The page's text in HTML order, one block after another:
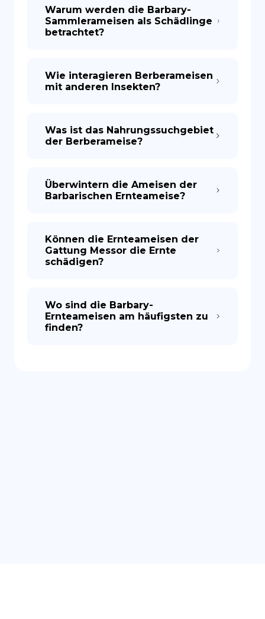
Warum werden die Barbary-
Sammlerameisen als Schädlinge
betrachtet?
Wie interagieren Berberameisen
mit anderen Insekten?
Was ist das Nahrungssuchgebiet
der Berberameise?
Überwintern die Ameisen der
Barbarischen Ernteameise?
Können die Ernteameisen der
Gattung Messor die Ernte
schädigen?
Wo sind die Barbary-
Ernteameisen am häufigsten zu
finden?